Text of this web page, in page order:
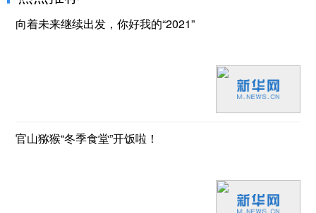
向着未来继续出发，你好我的“2021”
官山猕猴“冬季食堂”开饭啦！